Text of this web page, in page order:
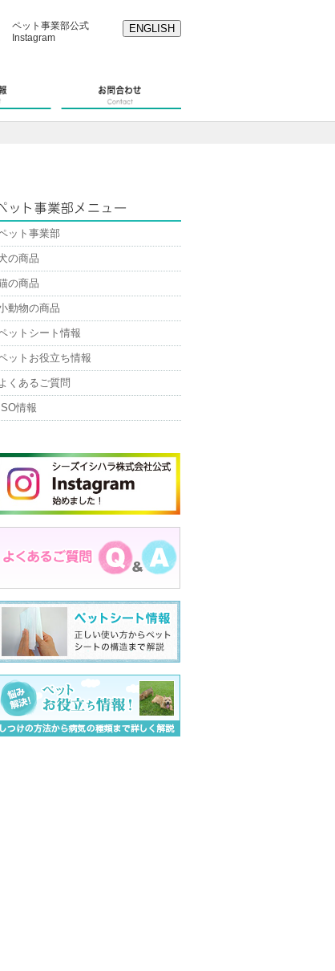
ENGLISH
ペット事業部公式
Instagram
ット事業部
の商品
の商品
動物の商品
ットシート情報
ットお役立ち情報
くあるご質問
ISO情報